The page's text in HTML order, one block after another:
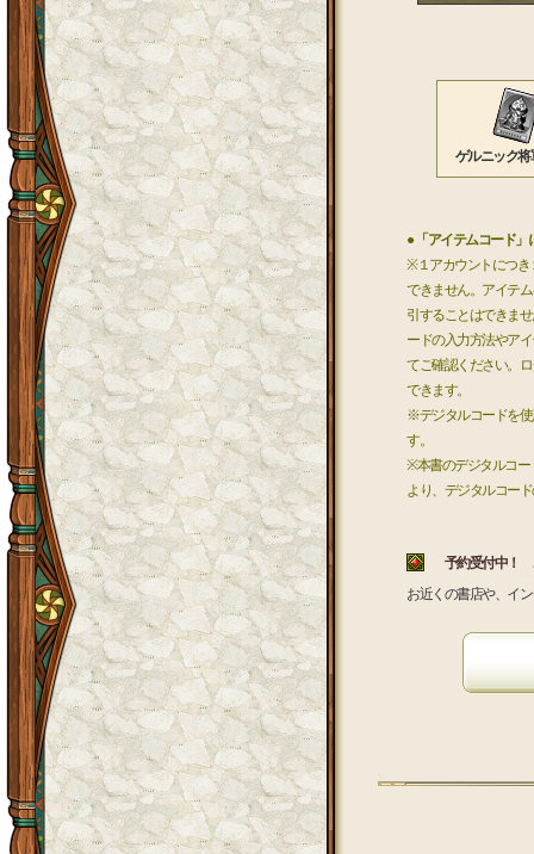
ゲルニック将
● 「アイテムコード」
※１アカウントにつき
できません。アイテ
引することはできま
ードの入力方法やア
てご確認ください。
できます。
※デジタルコードを使
す。
※本書のデジタルコー
より、デジタルコー
予約受付中！
お近くの書店や、イ